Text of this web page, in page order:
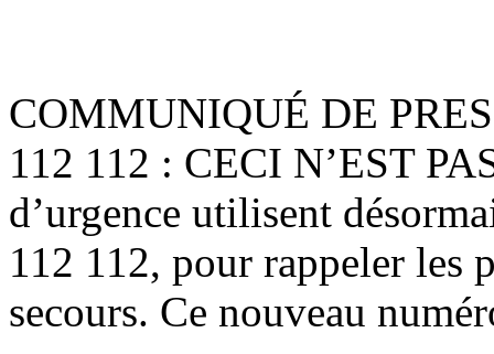
COMMUNIQUÉ DE
112 112 : CECI N’EST
d’urgence utilisent
112 112, pour rappeler les
secours. Ce nouveau